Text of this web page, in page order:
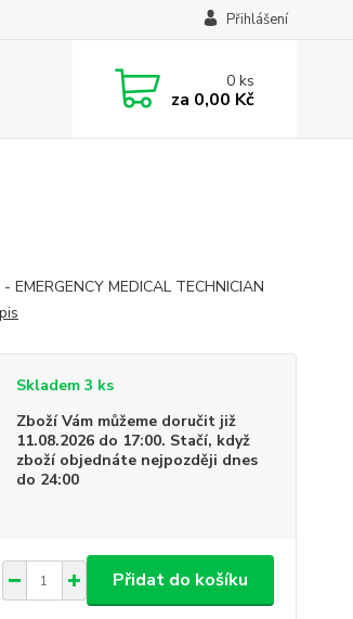
Přihlášení
0ks
za 0,00 Kč
MEDICAL TECHNICIAN
Skladem 3 ks
Zboží Vám můžeme doručit již
11.08.2026 do 17:00. Stačí, když
zboží objednáte nejpozději dnes
do 24:00
Přidat do košíku